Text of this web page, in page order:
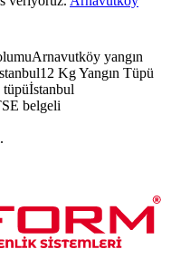
Arnavutköy yangın
12 Kg Yangın Tüpü
tüpüİstanbul
belgeli